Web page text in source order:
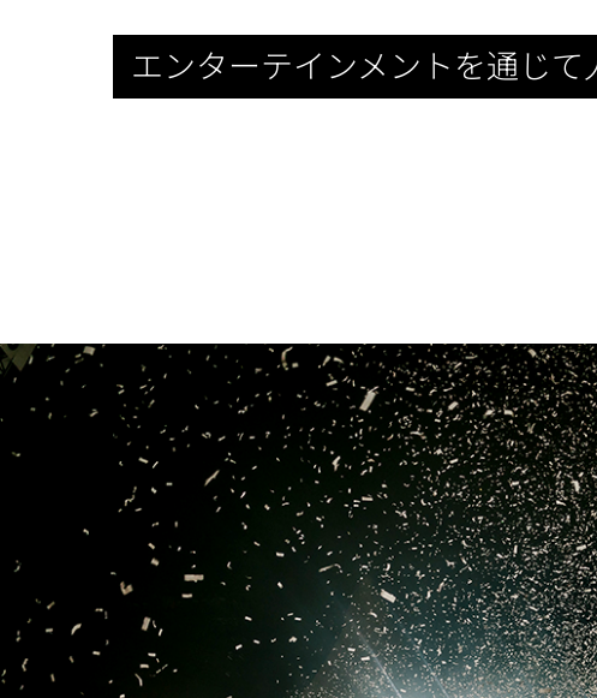
エンターテインメントを通じて